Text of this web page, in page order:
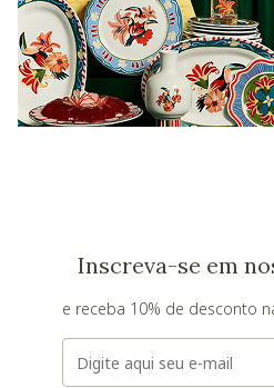
Inscreva-se em
e receba 10% de desconto
E-mail